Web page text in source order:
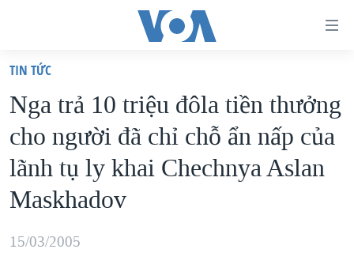
truy
cập
Tới
nội
chính
Tới
VIỆT NAM
HOA KỲ
BIỂN ĐÔNG
THẾ GIỚI
TIN TỨC
Nga trả 10 triệu đôla tiền thưởng
cho người đã chỉ chỗ ẩn nấp của
lãnh tụ ly khai Chechnya Aslan
Maskhadov
15/03/2005